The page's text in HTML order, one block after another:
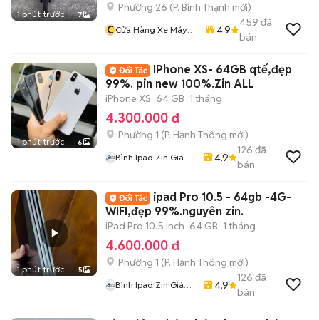
1 phút trước 7
Phường 26 (P. Bình Thạnh mới)
CCửa Hàng Xe Máy
4.9
459 đã
bán
1 phút trước 6
IPhone XS- 64GB qtế,đẹp
99%. pin new 100%.Zin ALL
iPhone XS 64 GB 1 tháng
4.300.000 đ
Phường 1 (P. Hạnh Thông mới)
Bình Ipad Zin Giá
4.9
126 đã
bán
1 phút trước 5
ipad Pro 10.5 - 64gb -4G-
WIFI,đẹp 99%.nguyên zin.
iPad Pro 10.5 inch 64 GB 1 tháng
4.600.000 đ
Phường 1 (P. Hạnh Thông mới)
Bình Ipad Zin Giá
4.9
126 đã
bán